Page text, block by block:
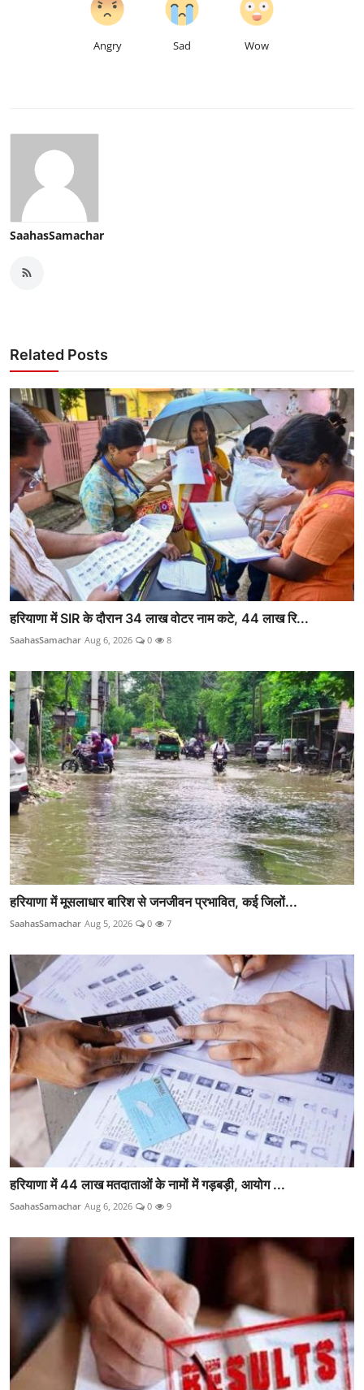
Angry Sad Wow
SaahasSamachar
Related Posts
हरियाणा में SIR के दौरान 34 लाख वोटर नाम कटे, 44 लाख रि...
SaahasSamachar Aug 6, 2026 0 8
हरियाणा में मूसलाधार बारिश से जनजीवन प्रभावित, कई जिलों...
SaahasSamachar Aug 5, 2026 0 7
हरियाणा में 44 लाख मतदाताओं के नामों में गड़बड़ी, आयोग ...
SaahasSamachar Aug 6, 2026 0 9